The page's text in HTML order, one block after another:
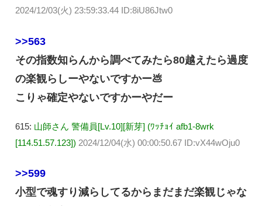
2024/12/03(火) 23:59:33.44 ID:8iU86Jtw0
>>563
その指数知らんから調べてみたら80越えたら過度
の楽観らしーやないですかー💩
こりゃ確定やないですかーやだー
615: 山師さん 警備員[Lv.10][新芽] (ﾜｯﾁｮｲ afb1-8wrk
[114.51.57.123]) 2024/12/04(水) 00:00:50.67 ID:vX44wOju0
>>599
小型で魂すり減らしてるからまだまだ楽観じゃな